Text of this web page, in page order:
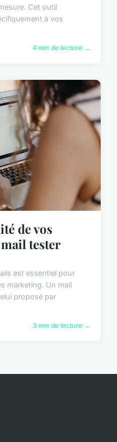
Cet outil
à vos
4 min de lecture →
de vos
tester
est essentiel pour
marketing. Un mail
proposé par
3 min de lecture →